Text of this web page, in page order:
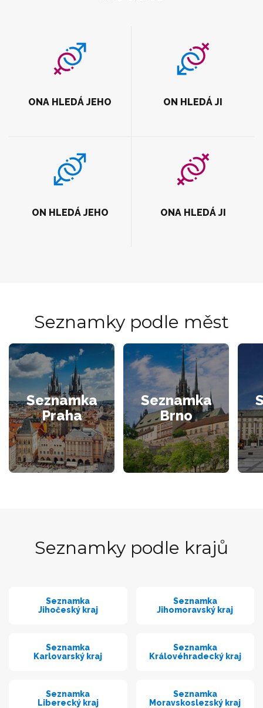
ONA HLEDÁ JEHO ON HLEDÁ JI
ON HLEDÁ JEHO ONA HLEDÁ JI
Seznamky podle měst
Seznamka
Praha
Seznamka
Brno
Seznamky podle krajů
Seznamka
Jihočeský kraj
Seznamka
Jihomoravský kraj
Seznamka
Karlovarský kraj
Seznamka
Královéhradecký kraj
Seznamka
Liberecký kraj
Seznamka
Moravskoslezský kraj